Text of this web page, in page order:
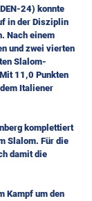
24) konnte
in der Disziplin
Nach einem
und zwei vierten
Slalom-
11,0 Punkten
Italiener
komplettiert
Slalom. Für die
damit die
Kampf um den